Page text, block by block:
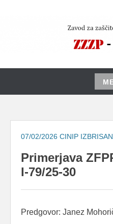
Skip
content
07/02/2026 CINIP
Primerjava
I-79/25-30
Predgovor: Janez